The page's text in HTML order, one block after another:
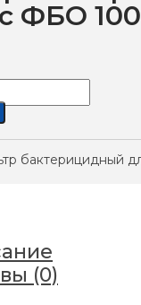
ФБО
бактерицидный
(0)